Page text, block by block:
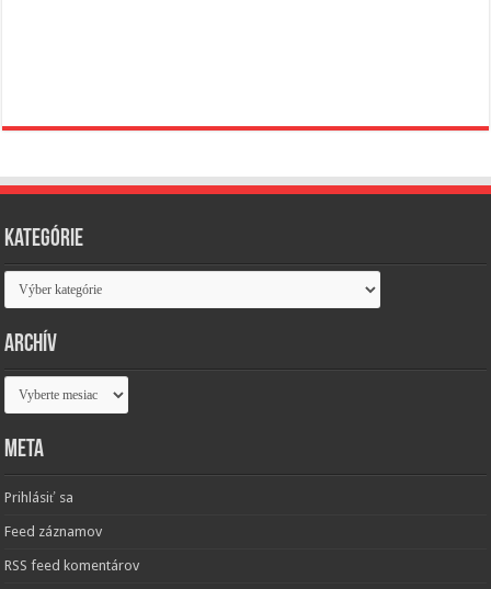
Kategórie
Kategórie
Archív
Archív
Meta
Prihlásiť sa
Feed záznamov
RSS feed komentárov